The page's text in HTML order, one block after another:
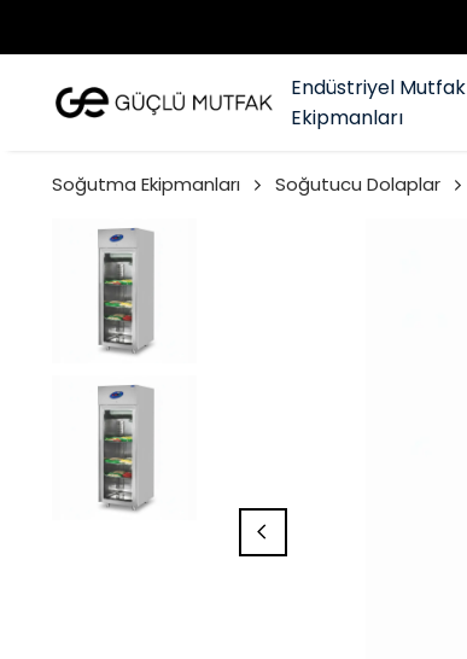
Endüstriyel Mutfak
Ekipmanları
Soğutma Ekipmanları Soğutucu Dolaplar